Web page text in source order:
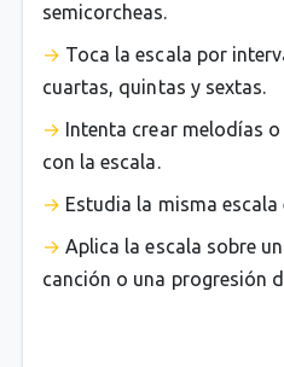
semicorcheas.
Toca la escala por
cuartas, quintas y sextas.
Intenta crear melodías
con la escala.
Estudia la misma
Aplica la escala sobre
canción o una progresión